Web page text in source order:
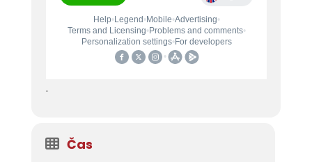
.
Čas